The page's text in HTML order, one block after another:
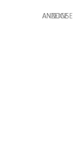
ANZEIGE